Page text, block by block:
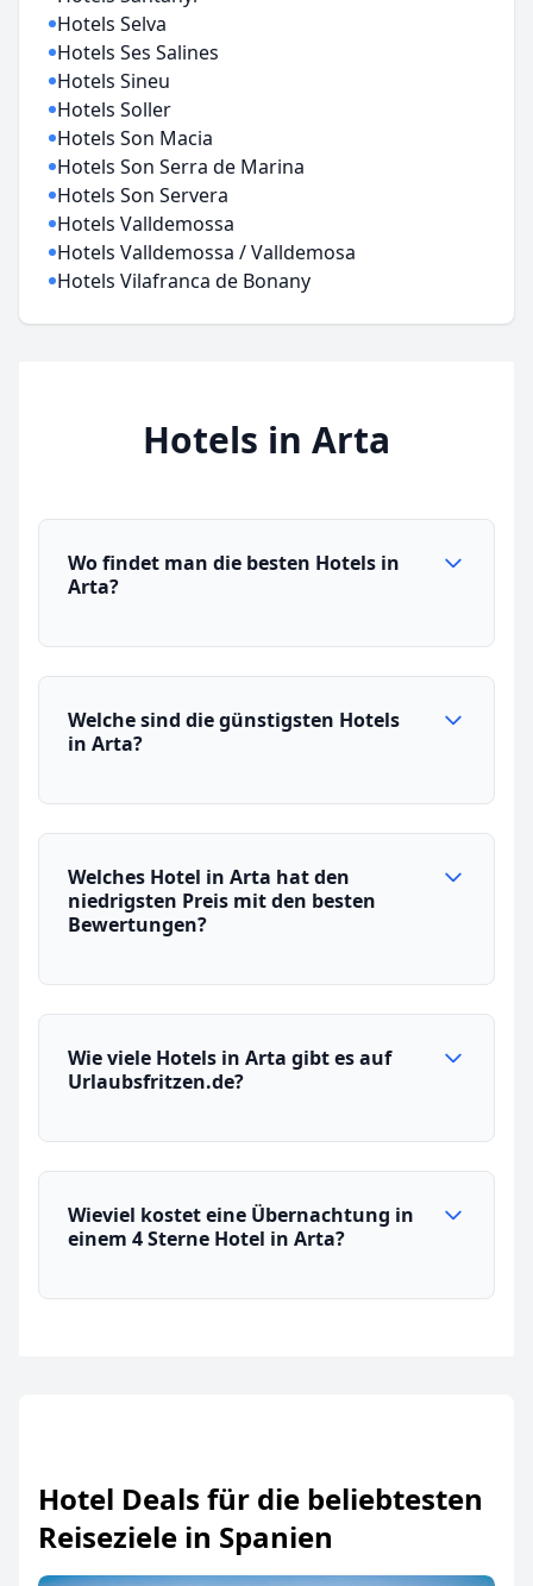
Hotels Selva
Hotels Ses Salines
Hotels Sineu
Hotels Soller
Hotels Son Macia
Hotels Son Serra de Marina
Hotels Son Servera
Hotels Valldemossa
Hotels Valldemossa / Valldemosa
Hotels Vilafranca de Bonany
Hotels in Arta
Wo findet man die besten Hotels in
Arta?
Welche sind die günstigsten Hotels
in Arta?
Welches Hotel in Arta hat den
niedrigsten Preis mit den besten
Bewertungen?
Wie viele Hotels in Arta gibt es auf
Urlaubsfritzen.de?
Wieviel kostet eine Übernachtung in
einem 4 Sterne Hotel in Arta?
Hotel Deals für die beliebtesten
Reiseziele in Spanien